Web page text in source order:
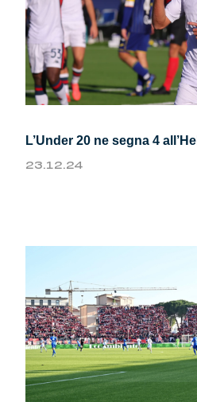
L’Under 20 ne segna 4
23.12.24